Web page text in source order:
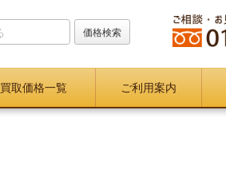
買取価格一覧 ご利用案内